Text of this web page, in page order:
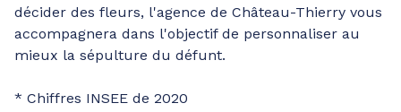
décider des fleurs, l'agence de Château-Thierry vous
accompagnera dans l'objectif de personnaliser au
mieux la sépulture du défunt.
* Chiffres INSEE de 2020